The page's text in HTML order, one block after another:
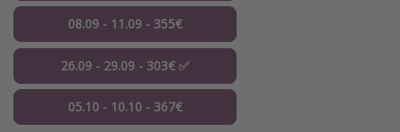
08.09 - 11.09 - 355€
26.09 - 29.09 - 303€ ✅
05.10 - 10.10 - 367€